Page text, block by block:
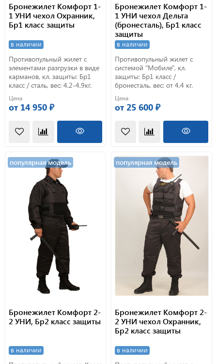
Бронежилет Комфорт 1-
1 УНИ чехол Охранник,
Бр1 класс защиты
в наличии
Противопульный жилет с
элементами разгрузки в виде
карманов, кл. защиты: Бр1
класс / сталь, вес: 4,2-4,9кг.
Цена
от 14 950 ₽
Бронежилет Комфорт 1-
1 УНИ чехол Дельта
(бронесталь), Бр1 класс
защиты
в наличии
Противопульный жилет с
системой "Мобиле", кл.
защиты: Бр1 класс /
бронесталь, вес: от 4,4 кг.
Цена
от 25 600 ₽
популярная модель
Бронежилет Комфорт 2-
2 УНИ, Бр2 класс защиты
в наличии
популярная модель
Бронежилет Комфорт 2-
2 УНИ чехол Охранник,
Бр2 класс защиты
в наличии